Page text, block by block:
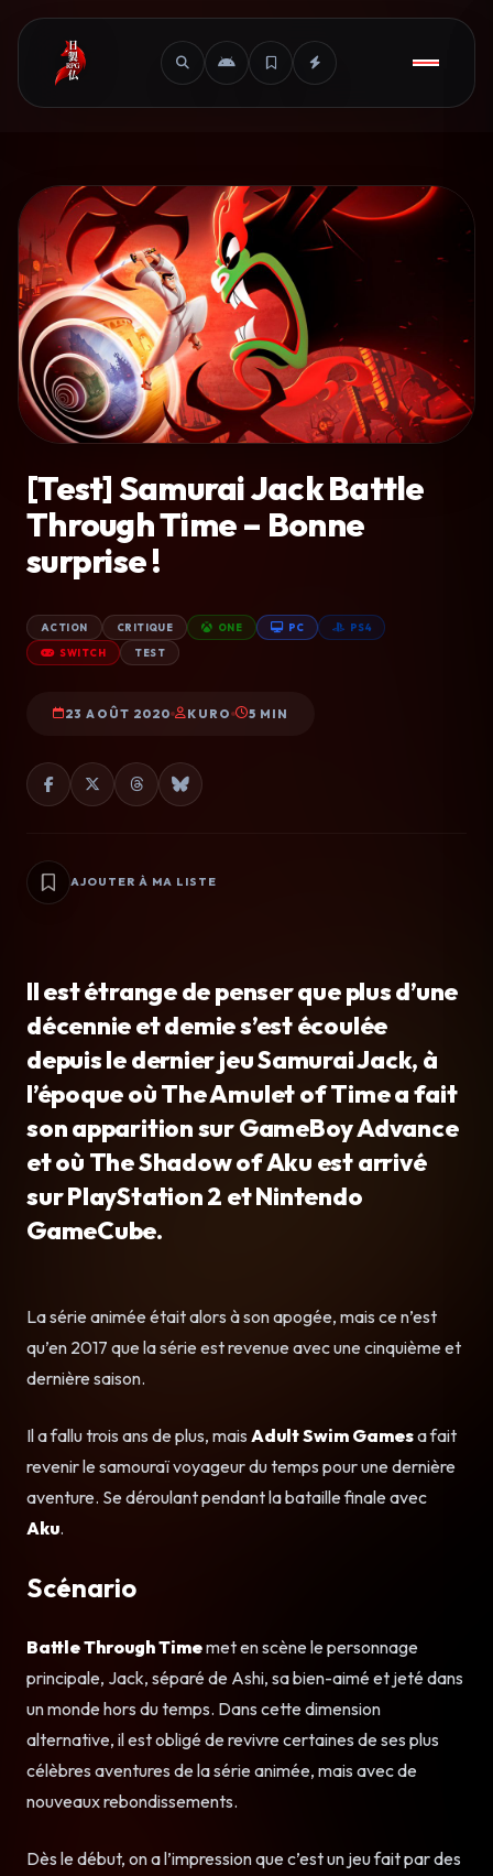
[Test] Samurai Jack Battle
Through Time – Bonne
surprise !
ACTION CRITIQUE ONE PC PS4
SWITCH TEST
23 AOÛT 2020 KURO 5 MIN
AJOUTER À MA LISTE
Il est étrange de penser que plus d’une
décennie et demie s’est écoulée
depuis le dernier jeu Samurai Jack, à
l’époque où The Amulet of Time a fait
son apparition sur GameBoy Advance
et où The Shadow of Aku est arrivé
sur PlayStation 2 et Nintendo
GameCube.
La série animée était alors à son apogée, mais ce n’est
qu’en 2017 que la série est revenue avec une cinquième et
dernière saison.
Il a fallu trois ans de plus, mais Adult Swim Gamesa fait
revenir le samouraï voyageur du temps pour une dernière
aventure. Se déroulant pendant la bataille finale avec
Aku.
Scénario
Battle Through Timemet en scène le personnage
principale, Jack, séparé de Ashi, sa bien-aimé et jeté dans
un monde hors du temps. Dans cette dimension
alternative, il est obligé de revivre certaines de ses plus
célèbres aventures de la série animée, mais avec de
nouveaux rebondissements.
Dès le début, on a l’impression que c’est un jeu fait par des